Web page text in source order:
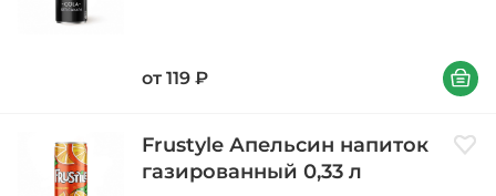
от 119 ₽ В
Frustyle Апельсин напиток
газированный 0,33 л